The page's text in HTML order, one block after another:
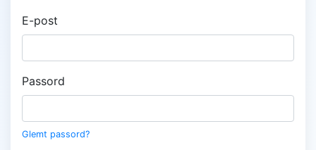
E-post
Passord
Glemt passord?